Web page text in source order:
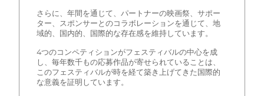
さらに、年間を通じて、パートナーの映画祭、サポー
ター、スポンサーとのコラボレーションを通じて、地
域的、国内的、国際的な存在感を維持しています。
4つのコンペティションがフェスティバルの中心を成
し、毎年数千もの応募作品が寄せられていることは、
このフェスティバルが時を経て築き上げてきた国際的
な意義を証明しています。